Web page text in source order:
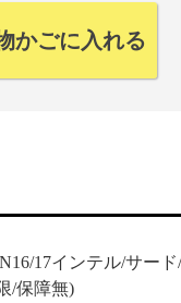
17インテル/サー
/保障無)